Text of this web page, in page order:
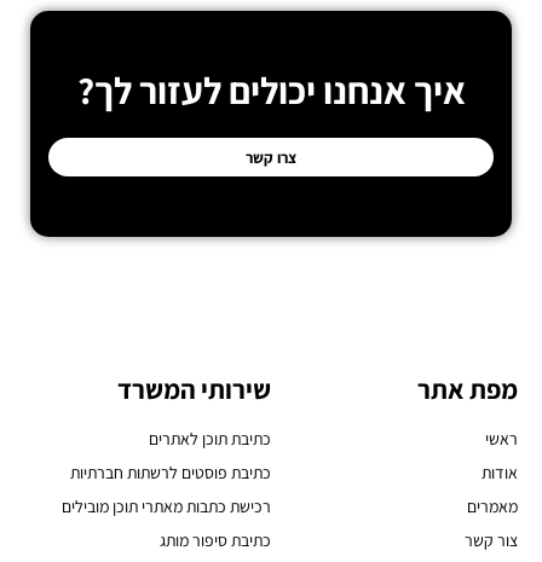
איך אנחנו יכולים לעזור לך?
צרו קשר
מפת אתר
ראשי
אודות
מאמרים
צור קשר
שירותי המשרד
כתיבת תוכן לאתרים
כתיבת פוסטים לרשתות חברתיות
רכישת כתבות מאתרי תוכן מובילים
כתיבת סיפור מותג